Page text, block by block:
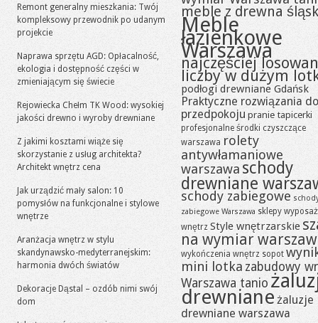
Remont generalny mieszkania: Twój
kompleksowy przewodnik po udanym
projekcie
Naprawa sprzętu AGD: Opłacalność,
ekologia i dostępność części w
zmieniającym się świecie
Rejowiecka Chełm TK Wood: wysokiej
jakości drewno i wyroby drewniane
Z jakimi kosztami wiąże się
skorzystanie z usług architekta?
Architekt wnętrz cena
Jak urządzić mały salon: 10
pomysłów na funkcjonalne i stylowe
wnętrze
Aranżacja wnętrz w stylu
skandynawsko-medyterranejskim:
harmonia dwóch światów
Dekoracje Dąstal – ozdób nimi swój
dom
meble z drewna
Meble
łazienkowe
Warszawa
najczęściej
liczby w dużym
podłogi drewniane Gdańsk
Praktyczne rozwiązania do
przedpokoju pranie tapicerki
profesjonalne środki czyszczące
warszawa rolety
antywłamaniowe
warszawa schody
drewniane
schody zabiegowe
zabiegowe Warszawa sklepy
wnętrz Style wnętrzarskie
na wymiar
wykończenia wnętrz sopot
mini lotka zabudowy
Warszawa tanio
drewniane żaluzje
drewniane warszawa